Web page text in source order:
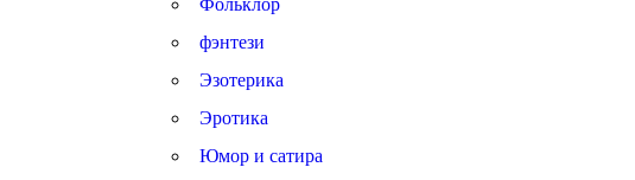
Фольклор
фэнтези
Эзотерика
Эротика
Юмор и сатира